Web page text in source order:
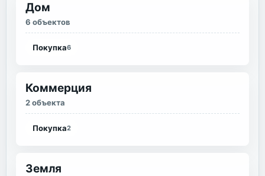
Дом
6 объектов
Покупка6
Коммерция
2 объекта
Покупка2
Земля